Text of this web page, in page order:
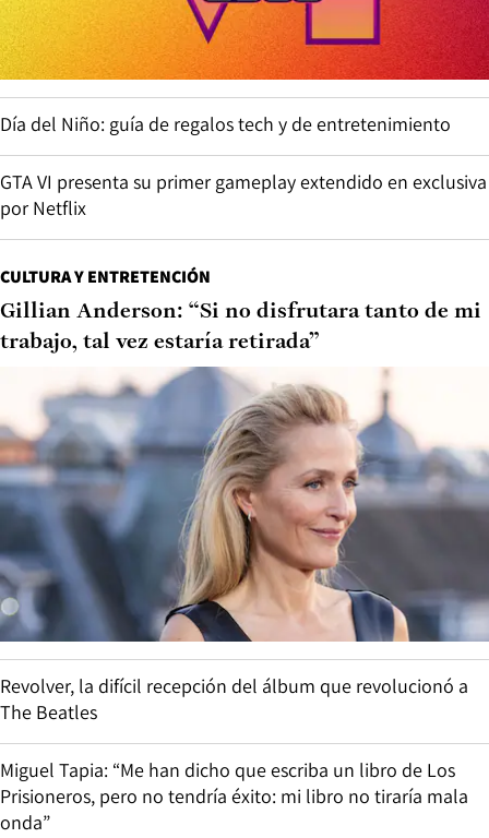
Día del Niño: guía de regalos tech y de entretenimiento
GTA VI presenta su primer gameplay extendido en exclusiva
por Netflix
CULTURA Y ENTRETENCIÓN
Gillian Anderson: “Si no disfrutara tanto de mi
trabajo, tal vez estaría retirada”
Revolver, la difícil recepción del álbum que revolucionó a
The Beatles
Miguel Tapia: “Me han dicho que escriba un libro de Los
Prisioneros, pero no tendría éxito: mi libro no tiraría mala
onda”